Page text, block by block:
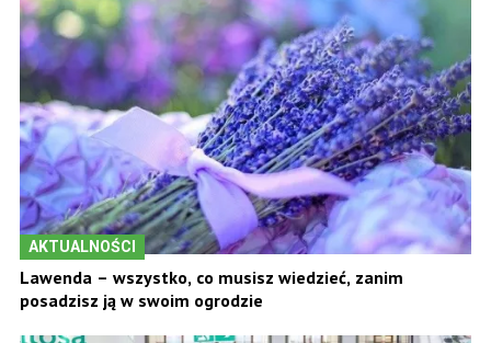
AKTUALNOŚCI
Lawenda – wszystko, co musisz wiedzieć, zanim
posadzisz ją w swoim ogrodzie